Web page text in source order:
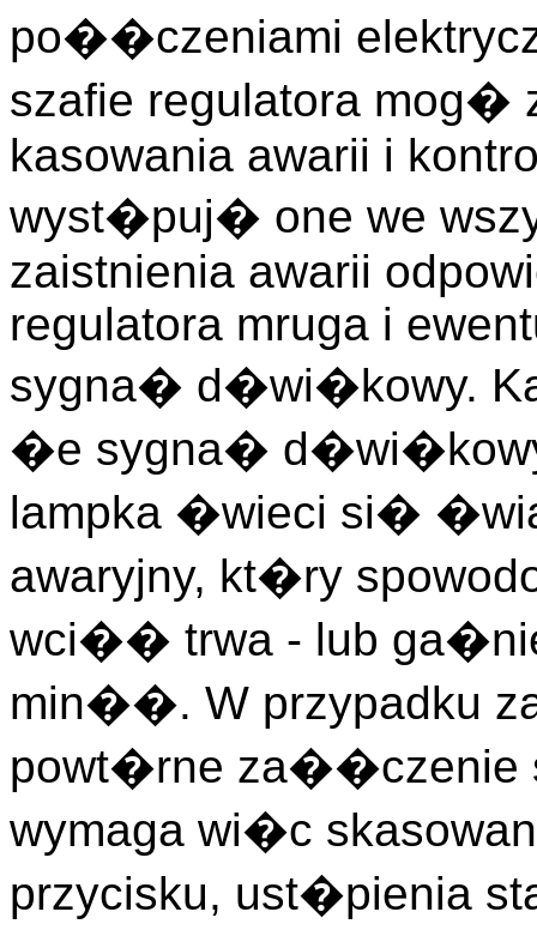
po��czeniami
szafie regulatora
kasowania awarii i
wyst�puj� one we
zaistnienia awarii
regulatora mruga i
sygna� d�wi�kowy.
�e sygna�
lampka �wieci si�
awaryjny, kt�ry
wci�� trwa - lub
min��. W przypadku
powt�rne
wymaga wi�c
przycisku, ust�pienia